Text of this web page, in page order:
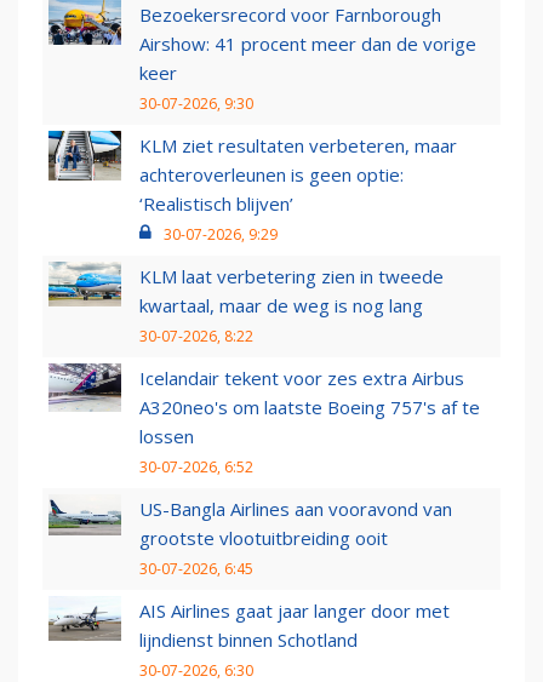
Bezoekersrecord voor Farnborough
Airshow: 41 procent meer dan de vorige
keer
30-07-2026, 9:30
KLM ziet resultaten verbeteren, maar
achteroverleunen is geen optie:
‘Realistisch blijven’
30-07-2026, 9:29
KLM laat verbetering zien in tweede
kwartaal, maar de weg is nog lang
30-07-2026, 8:22
Icelandair tekent voor zes extra Airbus
A320neo's om laatste Boeing 757's af te
lossen
30-07-2026, 6:52
US-Bangla Airlines aan vooravond van
grootste vlootuitbreiding ooit
30-07-2026, 6:45
AIS Airlines gaat jaar langer door met
lijndienst binnen Schotland
30-07-2026, 6:30